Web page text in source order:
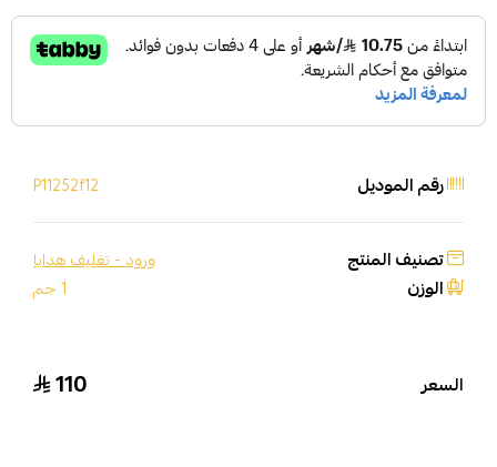
رقم الموديل P11252f12
تصنيف المنتج ورود - تغليف هدايا
الوزن 1 جم
السعر 110